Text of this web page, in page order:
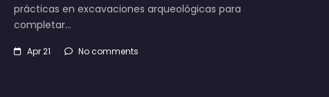
prácticas en excavaciones arqueológicas para
completar…
Apr 21 No comments